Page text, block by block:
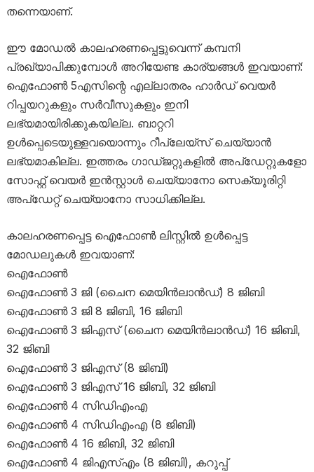
തന്നെയാണ്.
ഈ മോഡൽ കാലഹരണപ്പെട്ടുവെന്ന് കമ്പനി
പ്രഖ്യാപിക്കുമ്പോൾ അറിയേണ്ട കാര്യങ്ങൾ ഇവയാണ്:
ഐഫോൺ 5എസി​ന്റെ എല്ലാതരം ഹാർഡ് വെയർ
റിപ്പയറുകളും സർവീസുകളും ഇനി
ലഭ്യമായിരിക്കുകയില്ല. ബാറ്ററി
ഉൾപ്പെടെയുള്ളവയൊന്നും റീപ്ലേയ്സ് ചെയ്യാൻ
ലഭ്യമാകില്ല. ഇത്തരം ​ഗാഡ്ജറ്റുകളിൽ അപ്ഡേറ്റുകളോ
സോഫ്റ്റ് വെയർ ഇൻസ്റ്റാൾ ചെയ്യാനോ സെക്യൂരിറ്റി
അപ്ഡേറ്റ് ചെയ്യാനോ സാധിക്കില്ല.
കാലഹരണപ്പെട്ട ഐഫോൺ ലിസ്റ്റിൽ ഉൾപ്പെട്ട
മോഡലുകൾ ഇവയാണ്:
ഐഫോൺ
ഐഫോൺ 3 ജി (ചൈന മെയിൻലാൻഡ്) 8 ജിബി
ഐഫോൺ 3 ജി 8 ജിബി, 16 ജിബി
ഐഫോൺ 3 ജിഎസ് (ചൈന മെയിൻലാൻഡ്) 16 ജിബി,
32 ജിബി
ഐഫോൺ 3 ജിഎസ് (8 ജിബി)
ഐഫോൺ 3 ജിഎസ് 16 ജിബി, 32 ജിബി
ഐഫോൺ 4 സിഡിഎംഎ
ഐഫോൺ 4 സിഡിഎംഎ (8 ജിബി)
ഐഫോൺ 4 16 ജിബി, 32 ജിബി
ഐഫോൺ 4 ജിഎസ്എം (8 ജിബി), കറുപ്പ്